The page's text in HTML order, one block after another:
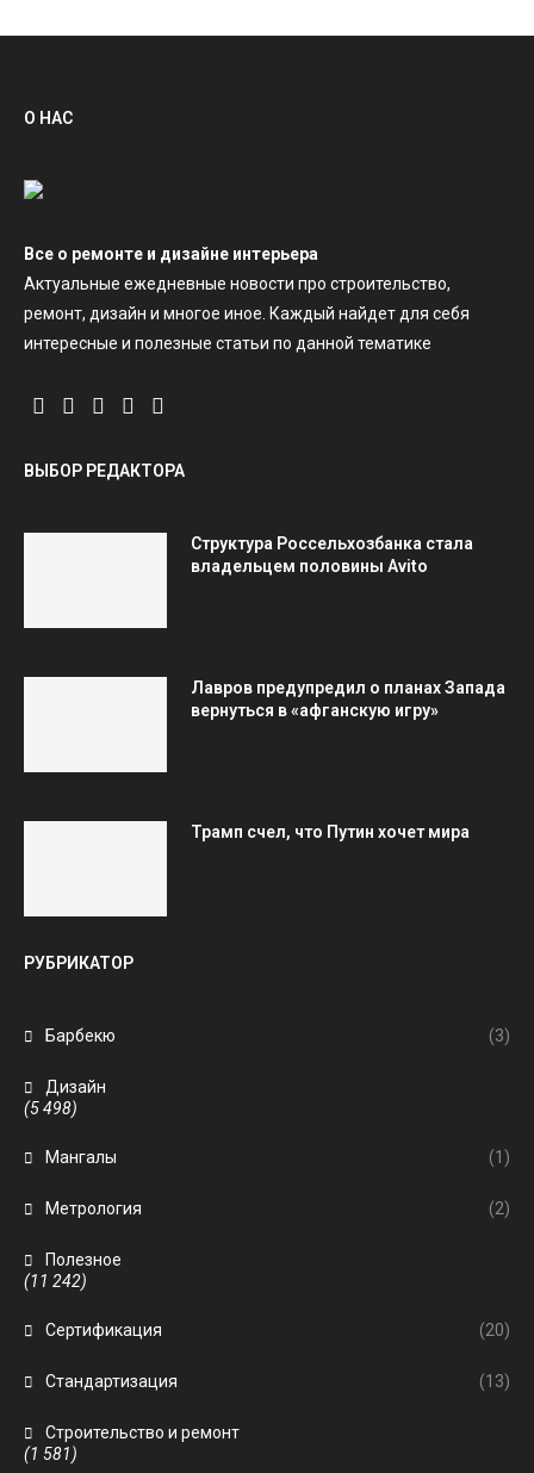
О НАС
Все о ремонте и дизайне интерьера
Актуальные ежедневные новости про строительство,
ремонт, дизайн и многое иное. Каждый найдет для себя
интересные и полезные статьи по данной тематике
ВЫБОР РЕДАКТОРА
Структура Россельхозбанка стала
владельцем половины Avito
Лавров предупредил о планах Запада
вернуться в «афганскую игру»
Трамп счел, что Путин хочет мира
РУБРИКАТОР
Барбекю (3)
Дизайн
(5 498)
Мангалы (1)
Метрология (2)
Полезное
(11 242)
Сертификация (20)
Стандартизация (13)
Строительство и ремонт
(1 581)